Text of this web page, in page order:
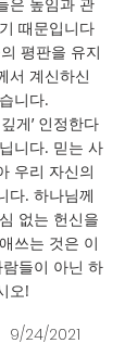
때문입니다
평판을 유지
서 계신하신
니다.
게’ 인정한다
니다. 믿는 사
우리 자신의
다. 하나님께
없는 헌신을
쓰는 것은 이
들이 아닌 하
오!
9/24/2021